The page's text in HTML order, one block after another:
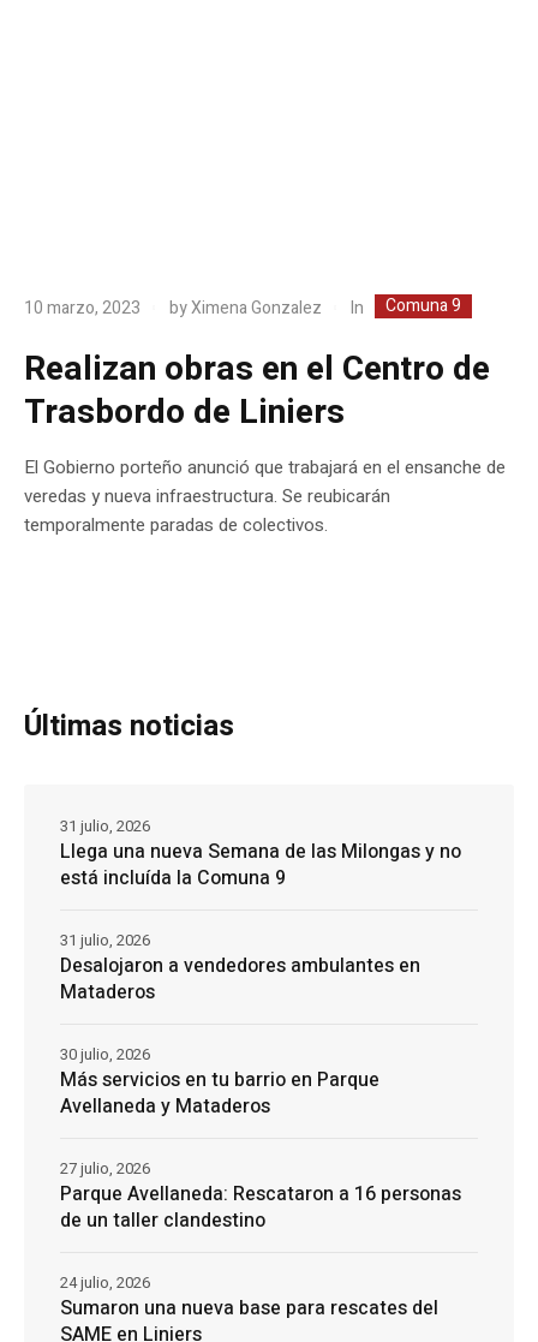
10 marzo, 2023 byXimena Gonzalez In Comuna 9
Realizan obras en el Centro de
Trasbordo de Liniers
El Gobierno porteño anunció que trabajará en el ensanche de
veredas y nueva infraestructura. Se reubicarán
temporalmente paradas de colectivos.
Últimas noticias
Llega una nueva Semana de las Milongas y no
está incluída la Comuna 9
31 julio, 2026
Desalojaron a vendedores ambulantes en
Mataderos
31 julio, 2026
Más servicios en tu barrio en Parque
Avellaneda y Mataderos
30 julio, 2026
Parque Avellaneda: Rescataron a 16 personas
de un taller clandestino
27 julio, 2026
Sumaron una nueva base para rescates del
SAME en Liniers
24 julio, 2026